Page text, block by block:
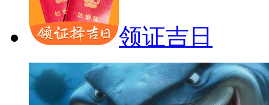
领证吉日